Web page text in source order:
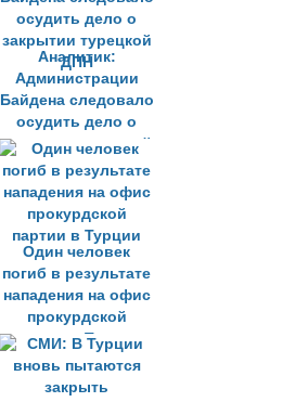
Аналитик:
Администрации
Байдена следовало
осудить дело о
закрытии турецкой
ДПН
Один человек
погиб в результате
нападения на офис
прокурдской
партии в Турции